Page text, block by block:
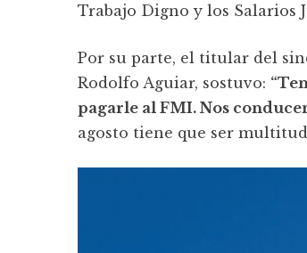
Trabajo Digno y los Salarios
Por su parte, el titular del
Rodolfo Aguiar, sostuvo:
pagarle al FMI. Nos
agosto tiene que ser